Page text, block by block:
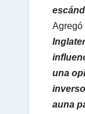
Agregó
una
auna